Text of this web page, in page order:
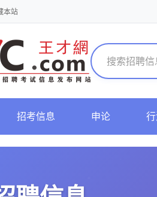
本站
招考信息 申论